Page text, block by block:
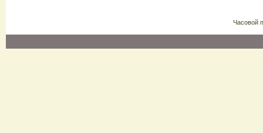
Часовой